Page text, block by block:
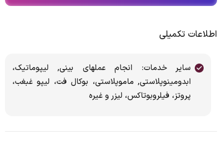
اطلاعات تکمیلی
سایر خدمات: انجام عملهای بینی, لیپوماتیک،
ابدومینوپلاستی, ماموپلاستی، بوکال فت، لیپو غبغب،
پروتز، فیلروبوتاکس، لیزر و غیره